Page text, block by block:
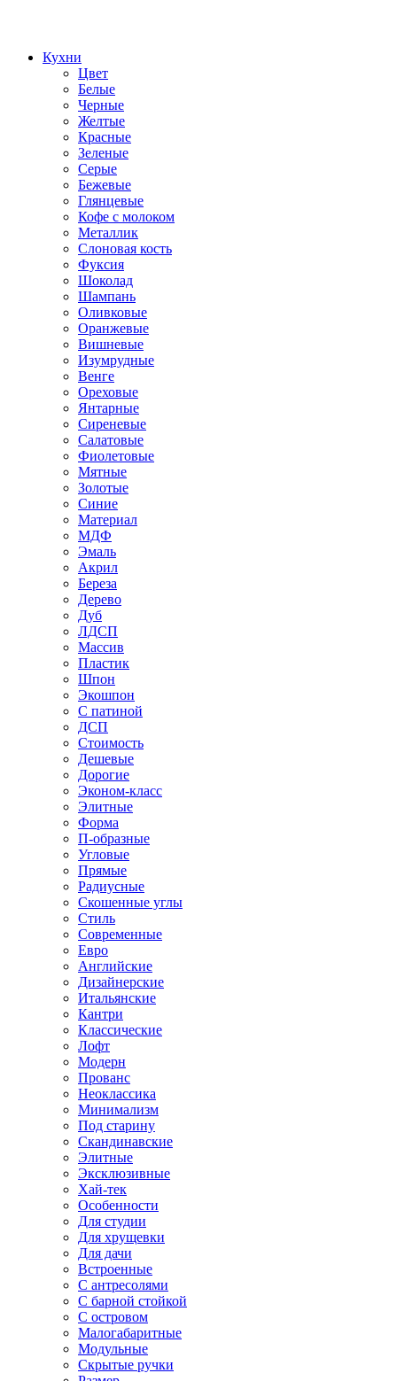
Кухни
Цвет
Белые
Черные
Желтые
Красные
Зеленые
Серые
Бежевые
Глянцевые
Кофе с молоком
Металлик
Слоновая кость
Фуксия
Шоколад
Шампань
Оливковые
Оранжевые
Вишневые
Изумрудные
Венге
Ореховые
Янтарные
Сиреневые
Салатовые
Фиолетовые
Мятные
Золотые
Синие
Материал
МДФ
Эмаль
Акрил
Береза
Дерево
Дуб
ЛДСП
Массив
Пластик
Шпон
Экошпон
С патиной
ДСП
Стоимость
Дешевые
Дорогие
Эконом-класс
Элитные
Форма
П-образные
Угловые
Прямые
Радиусные
Скошенные углы
Стиль
Современные
Евро
Английские
Дизайнерские
Итальянские
Кантри
Классические
Лофт
Модерн
Прованс
Неоклассика
Минимализм
Под старину
Скандинавские
Элитные
Эксклюзивные
Хай-тек
Особенности
Для студии
Для хрущевки
Для дачи
Встроенные
С антресолями
С барной стойкой
С островом
Малогабаритные
Модульные
Скрытые ручки